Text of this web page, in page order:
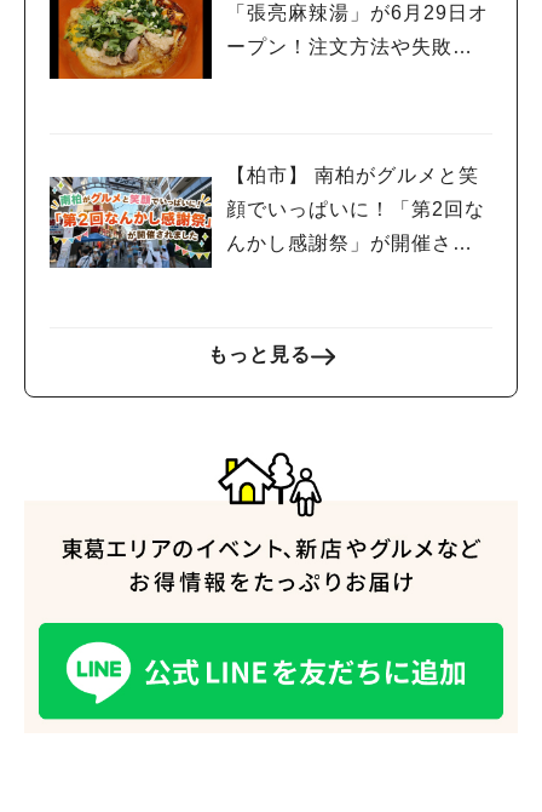
「張亮麻辣湯」が6月29日オ
ープン！注文方法や失敗し
【柏市】 南柏がグルメと笑
顔でいっぱいに！「第2回な
んかし感謝祭」が開催され
もっと見る